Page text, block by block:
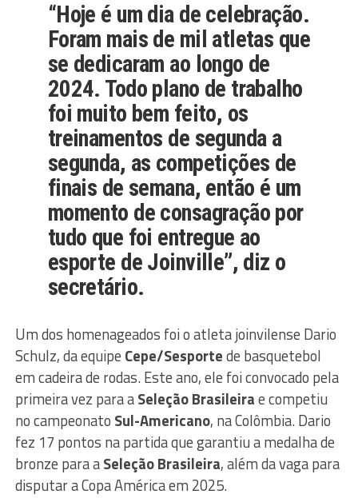
“Hoje é um dia de celebração.
Foram mais de mil atletas que
se dedicaram ao longo de
2024. Todo plano de trabalho
foi muito bem feito, os
treinamentos de segunda a
segunda, as competições de
finais de semana, então é um
momento de consagração por
tudo que foi entregue ao
esporte de Joinville”, diz o
secretário.
Um dos homenageados foi o atleta joinvilense Dario
Schulz, da equipe Cepe/Sesportede basquetebol
em cadeira de rodas. Este ano, ele foi convocado pela
primeira vez para aSeleção Brasileirae competiu
no campeonato Sul-Americano, na Colômbia. Dario
fez 17 pontos na partida que garantiu a medalha de
bronze para aSeleção Brasileira, além da vaga para
disputar a Copa América em 2025.